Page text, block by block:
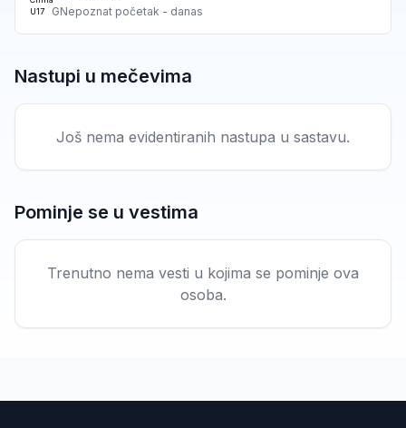
GNepoznat početak - danas
Nastupi u mečevima
Još nema evidentiranih nastupa u sastavu.
Pominje se u vestima
Trenutno nema vesti u kojima se pominje ova
osoba.